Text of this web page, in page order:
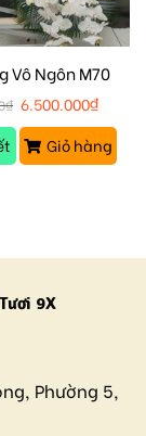
Vô Ngôn M70
₫ 6.500.000₫
Giỏ hàng
9X
Phường 5,